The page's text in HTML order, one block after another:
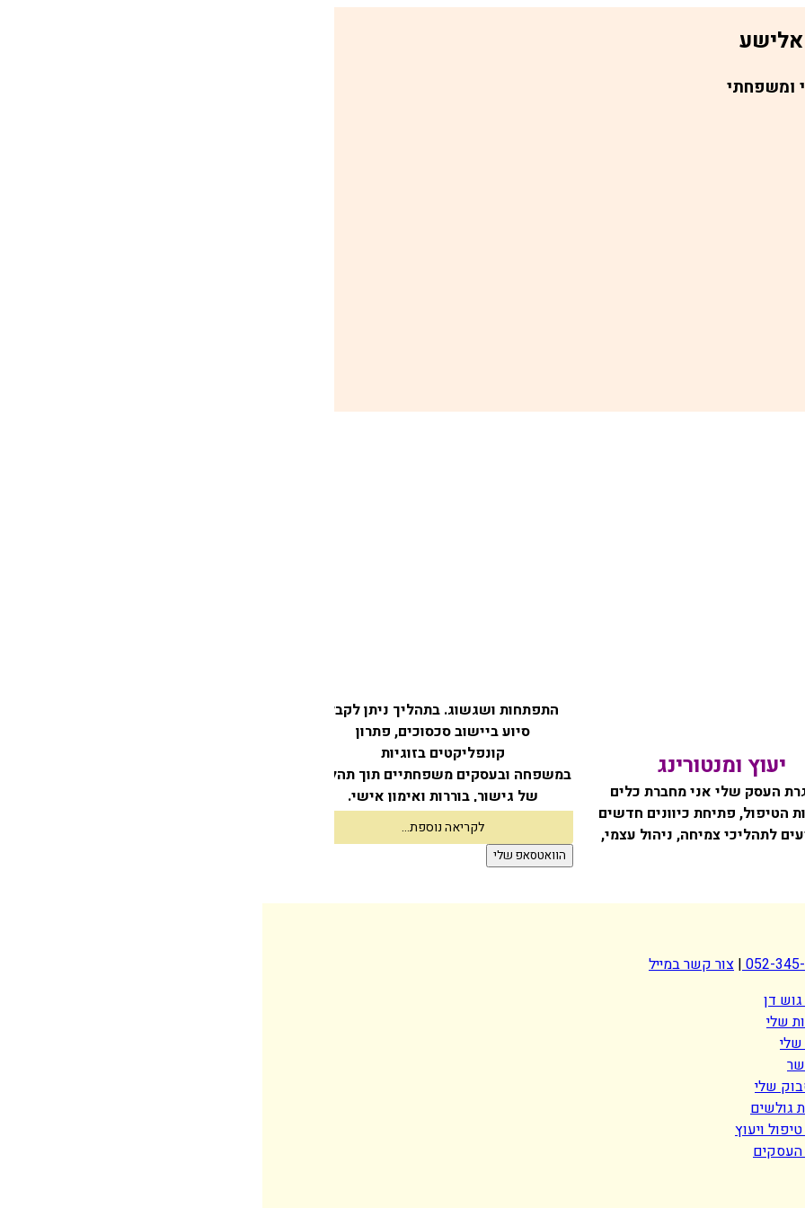
ומשפחתי
יעוץ ומנטורינג
העסק שלי אני מחברת כלים
הטיפול, פתיחת כיוונים חדשים
לתהליכי צמיחה, ניהול עצמי,
התפתחות ושגשוג. בתהליך ניתן לקבל
סיוע ביישוב סכסוכים, פתרון
קונפליקטים בזוגיות
במשפחה ובעסקים משפחתיים תוך תהליך
של גישור, בוררות ואימון אישי.
לקריאה נוספת...
הוואטסאפ שלי
052-
| צור קשר במייל
דן
שלי
שלי
גולשים
ויעוץ